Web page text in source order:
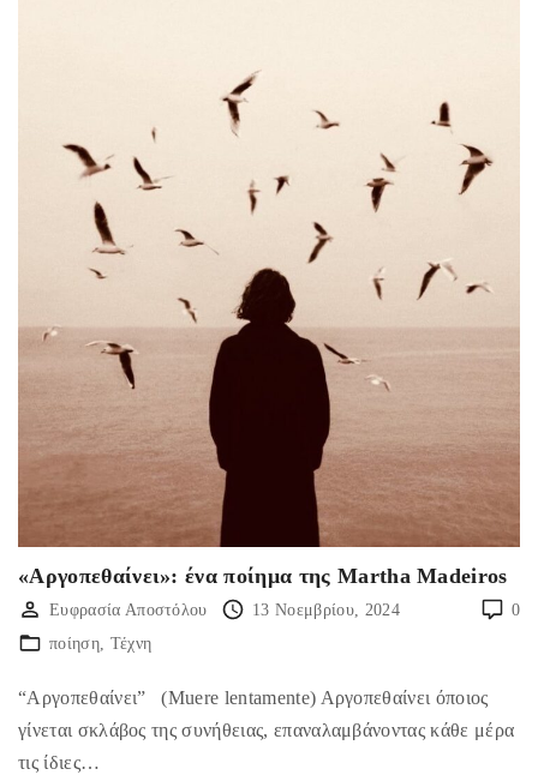
«Αργοπεθαίνει»: ένα ποίημα της Martha Madeiros
0
Ευφρασία Αποστόλου
13 Νοεμβρίου, 2024
ποίηση
Τέχνη
“Αργοπεθαίνει” (Muere lentamente) Αργοπεθαίνει όποιος
γίνεται σκλάβος της συνήθειας, επαναλαμβάνοντας κάθε μέρα
τις ίδιες…